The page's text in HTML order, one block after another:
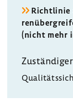
Richt­linie
(nicht mehr